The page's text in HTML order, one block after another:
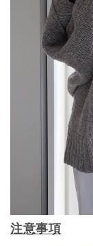
注意事項